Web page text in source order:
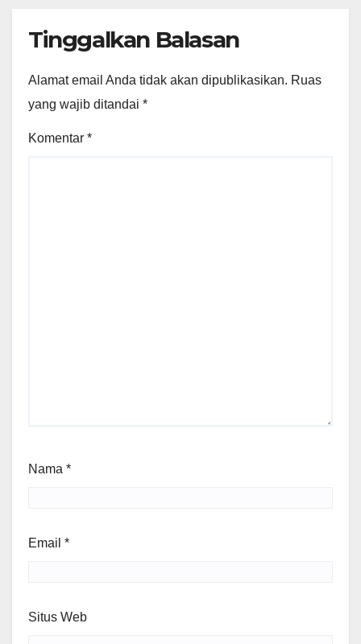
Tinggalkan Balasan
Alamat email Anda tidak akan dipublikasikan. Ruas
yang wajib ditandai *
Komentar *
Nama *
Email *
Situs Web